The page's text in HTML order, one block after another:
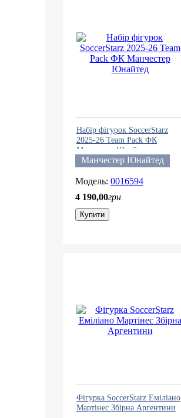
Набір фігурок SoccerStarz
2025-26 Team Pack ФК
Манчестер Юнайтед
Манчестер Юнайтед
0016594
4 190,00грн
Купити
Фігурка SoccerStarz Еміліано
Мартінес Збірна Аргентини